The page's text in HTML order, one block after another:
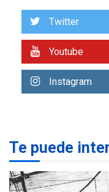
7
2
Twitter
Youtube
Instagram
Te puede